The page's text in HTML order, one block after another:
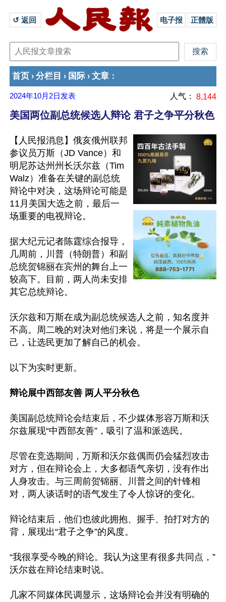
↺ 返回 电子报 正體版
首页 › 分栏目 › 国际 › 文章 ：
2024年10月2日 发表 人气： 8,144
美国两位副总统候选人辩论 君子之争平分秋色
【人民报消息】俄亥俄州联邦
参议员万斯（JD Vance）和
明尼苏达州州长沃尔兹（Tim
Walz）准备在关键的副总统
辩论中对决，这场辩论可能是
11月美国大选之前，最后一
场重要的电视辩论。
据大纪元记者陈霆综合报导，
几周前，川普（特朗普）和副
总统贺锦丽在宾州的舞台上一
较高下。目前，两人尚未安排
其它总统辩论。
沃尔兹和万斯在成为副总统候选人之前，知名度并
不高。周二晚的对决对他们来说，将是一个展示自
己，让选民更加了解自己的机会。
以下为实时更新。
辩论展中西部友善 两人平分秋色
美国副总统辩论会结束后，不少媒体形容万斯和沃
尔兹展现“中西部友善”，吸引了温和派选民。
尽管在竞选期间，万斯和沃尔兹偶而仍会猛烈攻击
对方，但在辩论会上，大多都语气亲切，没有作出
人身攻击。与三周前贺锦丽、川普之间的针锋相
对，两人谈话时的语气发生了令人惊讶的变化。
辩论结束后，他们也彼此拥抱、握手、拍打对方的
背，展现出“君子之争”的风度。
“我很享受今晚的辩论。我认为这里有很多共同点，”
沃尔兹在辩论结束时说。
几家不同媒体民调显示，这场辩论会并没有明确的